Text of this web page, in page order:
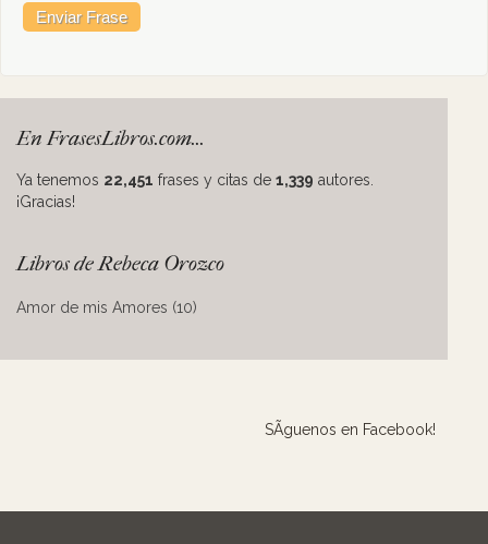
En FrasesLibros.com...
Ya tenemos 22,451 frases y citas de 1,339 autores.
¡Gracias!
Libros de Rebeca Orozco
Amor de mis Amores (10)
SÃ­guenos en Facebook!